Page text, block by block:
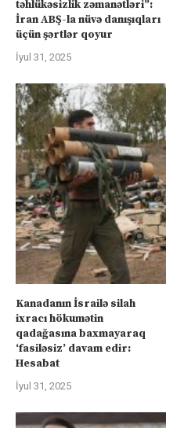
təhlükəsizlik zəmanətləri”:
İran ABŞ-la nüvə danışıqları
üçün şərtlər qoyur
İyul 31, 2025
Kanadanın İsrailə silah
ixracı hökumətin
qadağasına baxmayaraq
‘fasiləsiz’ davam edir:
Hesabat
İyul 31, 2025